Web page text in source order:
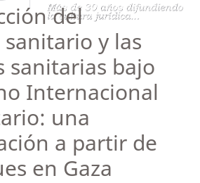
del
y las
sanitarias bajo
Internacional
una
a partir de
en Gaza